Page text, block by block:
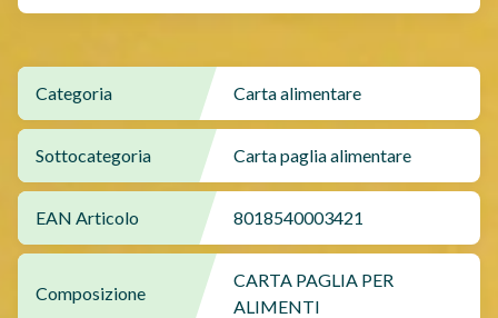
Categoria Carta alimentare
Sottocategoria Carta paglia alimentare
EAN Articolo 8018540003421
Composizione
CARTA PAGLIA PER
ALIMENTI